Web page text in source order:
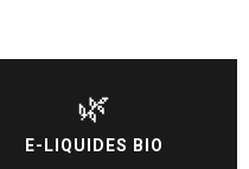
🌿
E-LIQUIDES BIO